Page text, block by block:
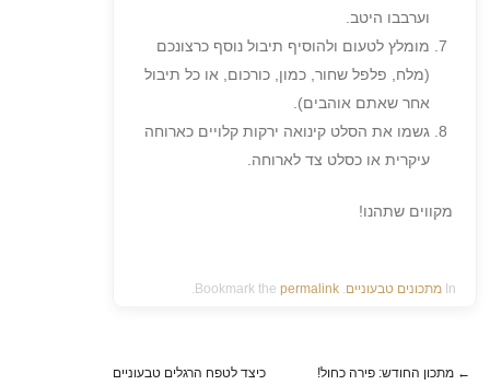
וערבבו היטב.
מומלץ לטעום ולהוסיף תיבול נוסף כרצונכם
(מלח, פלפל שחור, כמון, כורכום, או כל תיבול
אחר שאתם אוהבים).
גשמו את הסלט קינואה ירקות קלויים כארוחה
עיקרית או כסלט צד לארוחה.
מקווים שתהנו!
In מתכונים טבעוניים. Bookmark the
permalink
.
← מתכון החודש: פירה כחול!
כיצד לטפח הרגלים טבעוניים